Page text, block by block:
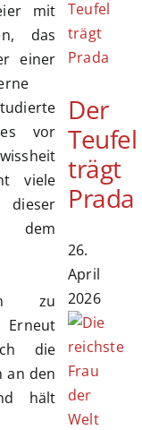
mit
das
einer
vor
viele
zu
die
an den
hält
Der
Teufel
trägt
Prada
26.
April
2026